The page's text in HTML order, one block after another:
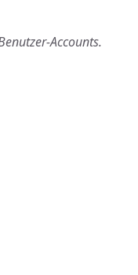
Accounts.